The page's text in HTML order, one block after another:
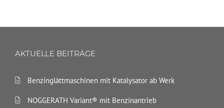
AKTUELLE BEITRÄGE
Benzinglättmaschinen mit Katalysator ab Werk
NOGGERATH Variant® mit Benzinantrieb